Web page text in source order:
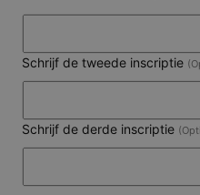
Schrijf de tweede inscriptie
Schrijf de derde inscriptie